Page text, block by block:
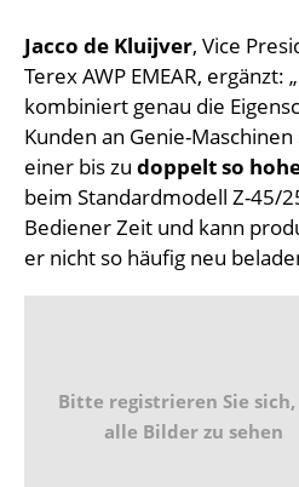
Jacco de Kluijver, Vice
Terex AWP EMEAR, ergänzt:
kombiniert genau die
Kunden an Genie-
einer bis zu doppelt so
beim Standardmodell Z-45/
Bediener Zeit und kann
er nicht so häufig neu
Bitte registrieren Sie
alle Bilder zu sehen